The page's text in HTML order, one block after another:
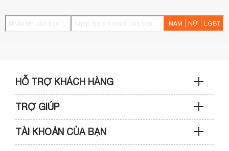
NAM NỮ LGBT
HỖ TRỢ KHÁCH HÀNG
Sản phẩm & Đơn hàng: 0933 109 009
Kỹ thuật & Bảo hành: 0989 439 986
TRỢ GIÚP
Hướng dẫn mua hàng
TÀI KHOẢN CỦA BẠN